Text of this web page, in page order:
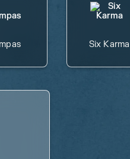
Six Karma